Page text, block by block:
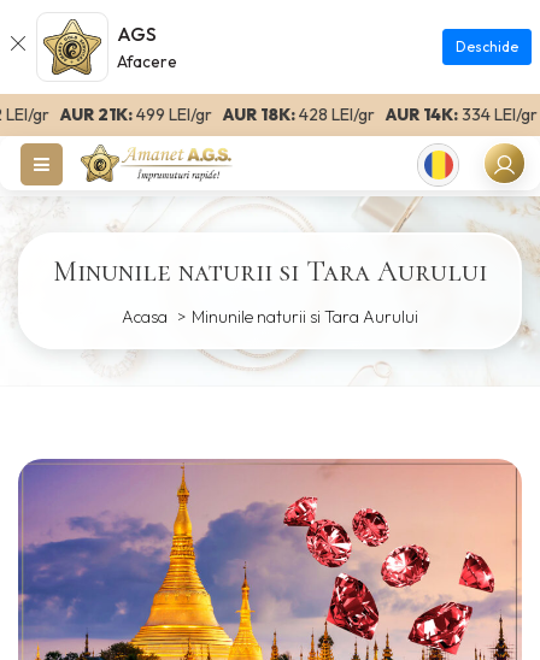
AGS
Afacere
Deschide
grAUR 21K:499 LEI/grAUR 18K:428 LEI/grAUR 14K:334 LEI/gr
Romanian
Minunile naturii si Tara Aurului
Acasa Minunile naturii si Tara Aurului